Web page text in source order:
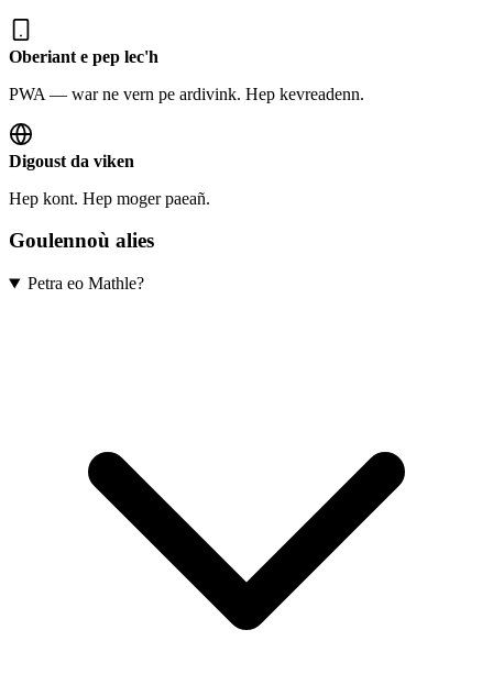
Oberiant e pep lec'h
PWA — war ne vern pe ardivink. Hep kevreadenn.
Digoust da viken
Hep kont. Hep moger paeañ.
Goulennoù alies
Petra eo Mathle?